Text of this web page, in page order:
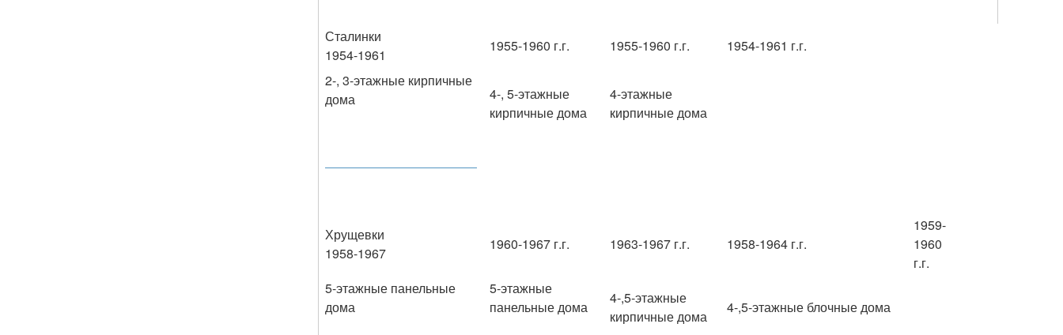
Сталинки
1954-1961
1955-1960 г.г. 1955-1960 г.г.
1954-1961 г.г.
2-, 3-этажные кирпичные
дома
4-, 5-этажные
кирпичные дома
4-этажные
кирпичные дома
Хрущевки
1958-1967
1960-1967 г.г. 1963-1967 г.г. 1958-1964 г.г.
1959-
1960
г.г.
5-этажные панельные
дома
5-этажные
панельные дома
4-,5-этажные
кирпичные дома
4-,5-этажные блочные дома